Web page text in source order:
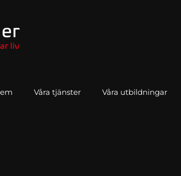
Våra tjänster Våra utbildningar